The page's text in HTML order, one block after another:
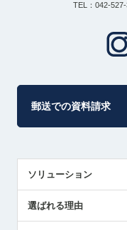
TEL：042-
郵送での資料請求
ソリューション
解決策提案
選ばれる理由